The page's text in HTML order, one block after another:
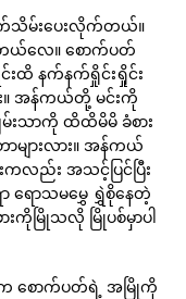
က်သိမ်းပေးလိုက်တယ်။
တယ်လေ။ စောက်ပတ်
ထိ နက်နက်ရှိုင်းရှိုင်း
။ အန်ကယ်တို့ မင်းကို
းသာကို ထိထိမိမိ ခံစား
များလား။ အန်ကယ်
ကလည်း အသင့်ပြင်ပြီး
ရောသမမွှေ ရွှဲစိုနေတဲ့
ကိုမြိုသလို မြိုပစ်မှာပါ
စောက်ပတ်ရဲ့ အမြိုကို